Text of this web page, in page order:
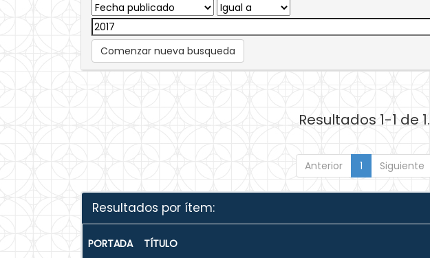
Comenzar nueva busqueda
Resultados 1-1 de 1.
Anterior 1 Siguiente
Resultados por ítem:
PORTADA TÍTULO